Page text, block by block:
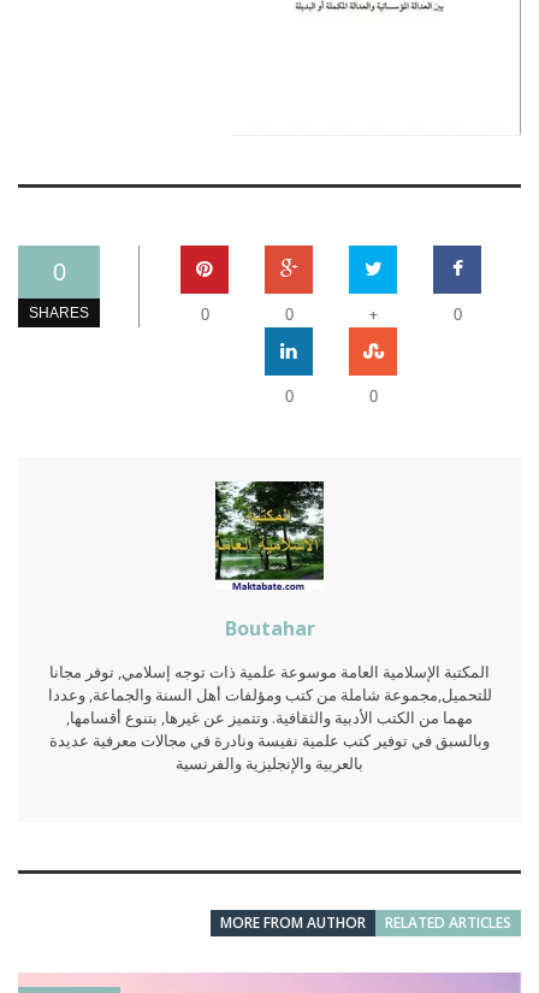
0
SHARES 0
+
0
0
0
0
Boutahar
المكتبة الإسلامية العامة موسوعة علمية ذات توجه إسلامي, توفر مجانا
للتحميل,مجموعة شاملة من كتب ومؤلفات أهل السنة والجماعة, وعددا
مهما من الكتب الأدبية والثقافية. وتتميز عن غيرها, بتنوع أقسامها,
وبالسبق في توفير كتب علمية نفيسة ونادرة في مجالات معرفية عديدة
بالعربية والإنجليزية والفرنسية
RELATED ARTICLES
MORE FROM AUTHOR